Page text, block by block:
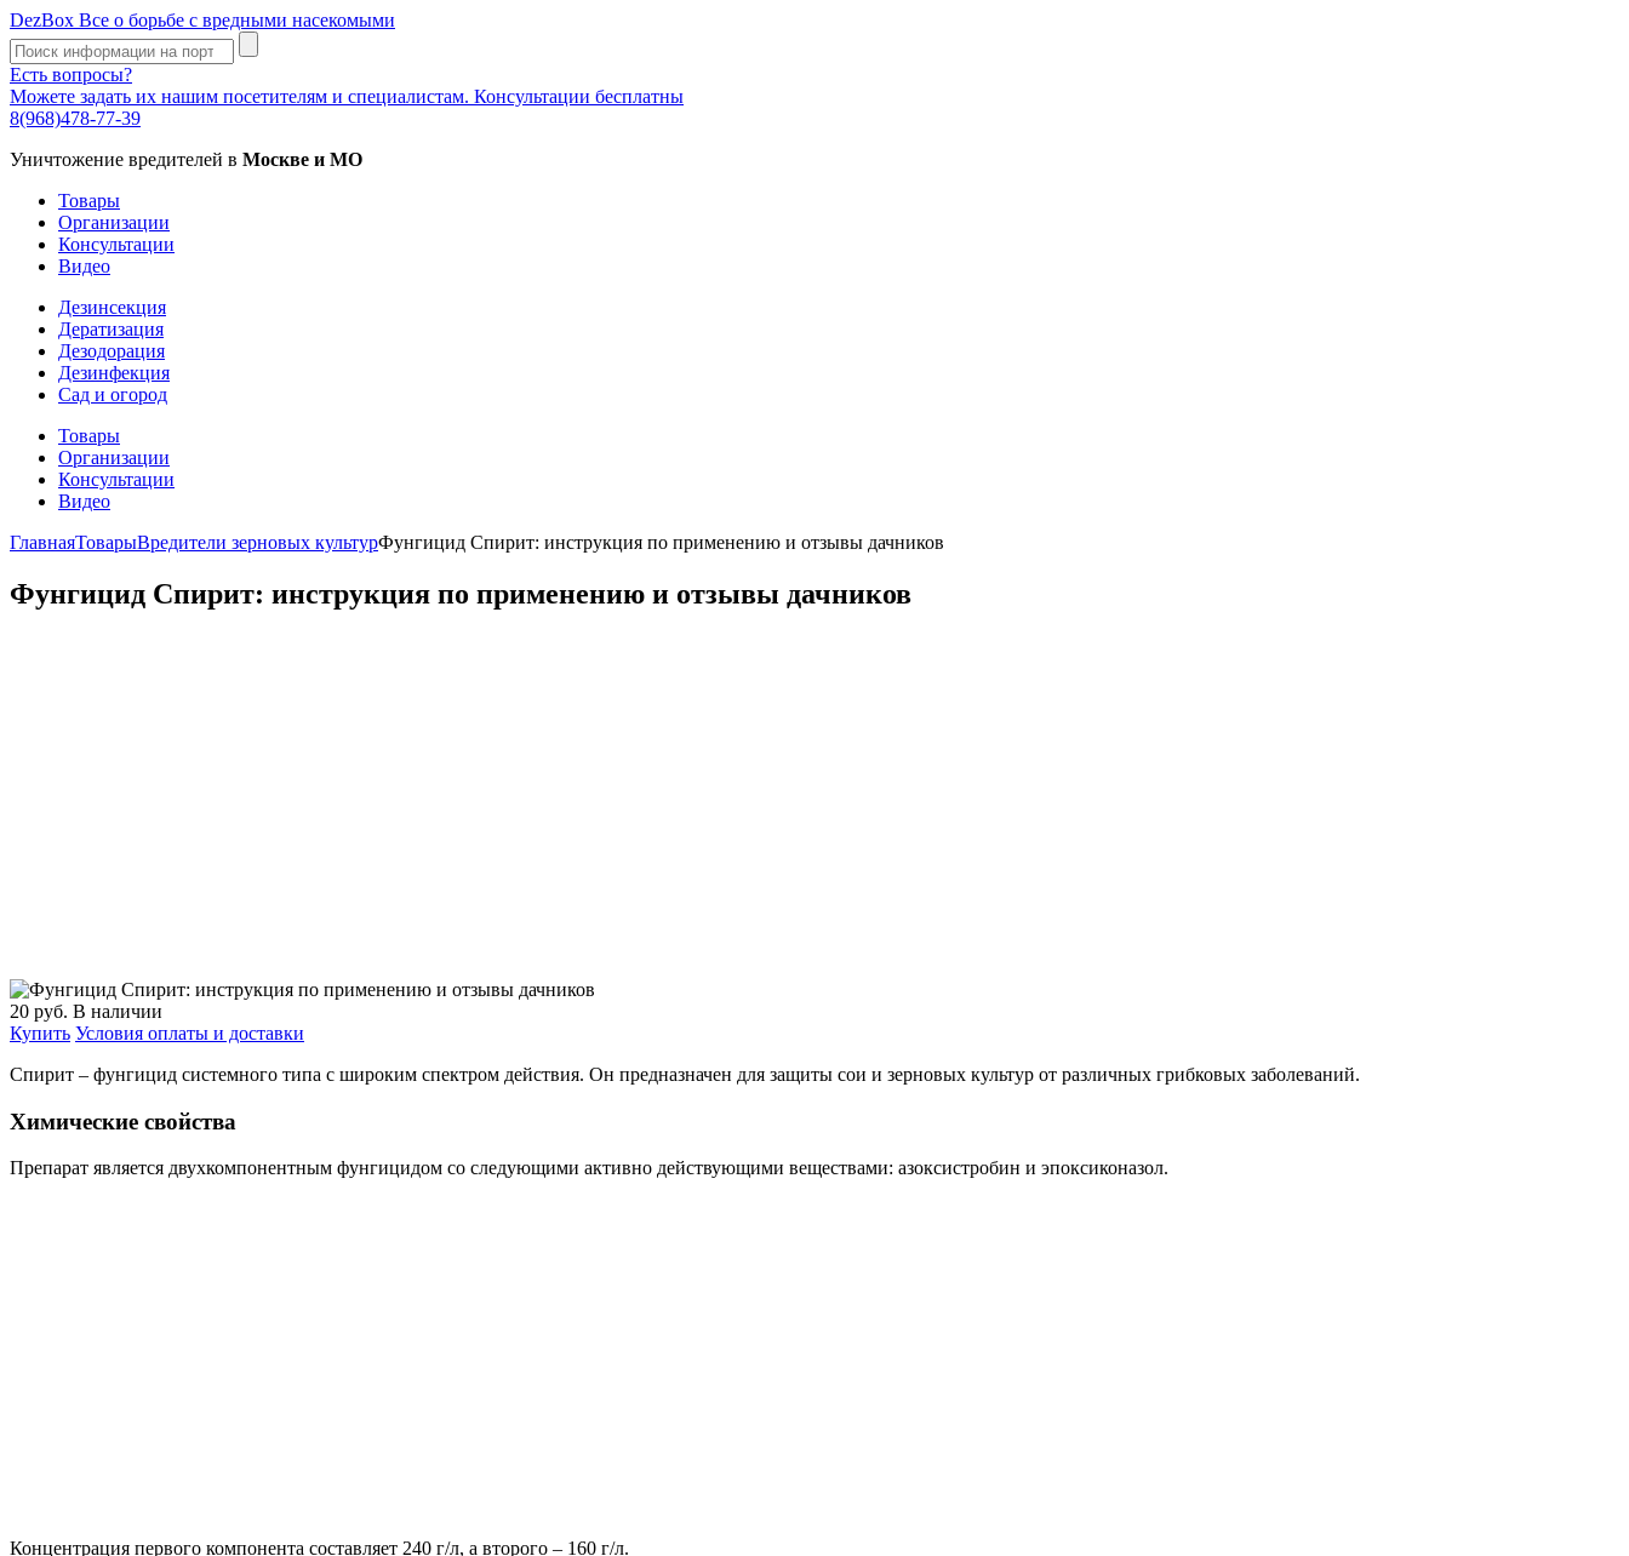
DezBox Все о борьбе с вредными насекомыми
Есть вопросы?
Можете задать их нашим посетителям и специалистам. Консультации бесплатны
8(968)478-77-39
Уничтожение вредителей в Москве и МО
Товары
Организации
Консультации
Видео
Дезинсекция
Дератизация
Дезодорация
Дезинфекция
Сад и огород
Товары
Организации
Консультации
Видео
ГлавнаяТоварыВредители зерновых культурФунгицид Спирит: инструкция по применению и отзывы дачников
Фунгицид Спирит: инструкция по применению и отзывы дачников
20 руб. В наличии
Купить Условия оплаты и доставки
Спирит – фунгицид системного типа с широким спектром действия. Он предназначен для защиты сои и зерновых культур от различных грибковых заболеваний.
Химические свойства
Препарат является двухкомпонентным фунгицидом со следующими активно действующими веществами: азоксистробин и эпоксиконазол.
Концентрация первого компонента составляет 240 г/л, а второго – 160 г/л.